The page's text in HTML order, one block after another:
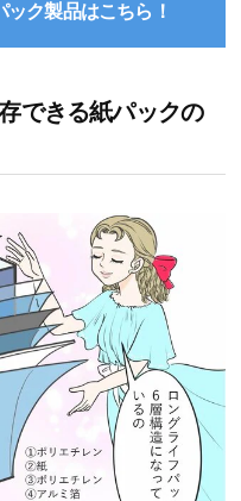
ク製品はこちら！
できる紙パックの